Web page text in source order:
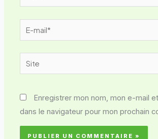
E-
mail*
Site
Enregistrer mon nom, mon e-mail
dans le navigateur pour mon prochain